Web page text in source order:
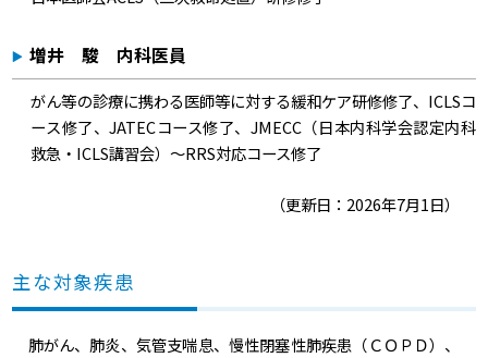
増井 駿 内科医員
がん等の診療に携わる医師等に対する緩和ケア研修修了、ICLSコ
ース修了、JATECコース修了、JMECC（日本内科学会認定内科
救急・ICLS講習会）～RRS対応コース修了
（更新日：2026年7月1日）
主な対象疾患
肺がん、肺炎、気管支喘息、慢性閉塞性肺疾患（ＣＯＰＤ）、